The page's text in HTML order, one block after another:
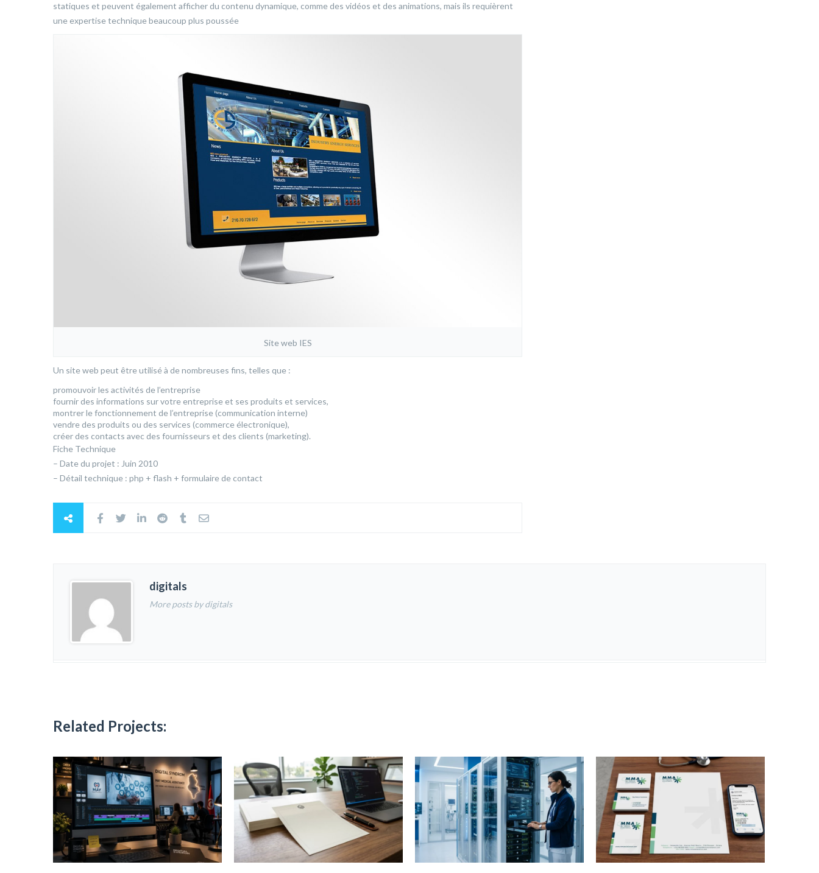
statiques et peuvent également afficher du contenu dynamique, comme des vidéos et des animations, mais ils requièrent
une expertise technique beaucoup plus poussée
Site web IES
Un site web peut être utilisé à de nombreuses fins, telles que :
promouvoir les activités de l’entreprise
fournir des informations sur votre entreprise et ses produits et services,
montrer le fonctionnement de l’entreprise (communication interne)
vendre des produits ou des services (commerce électronique),
créer des contacts avec des fournisseurs et des clients (marketing).
Fiche Technique
– Date du projet : Juin 2010
– Détail technique : php + flash + formulaire de contact
digitals
More posts by digitals
Related Projects: